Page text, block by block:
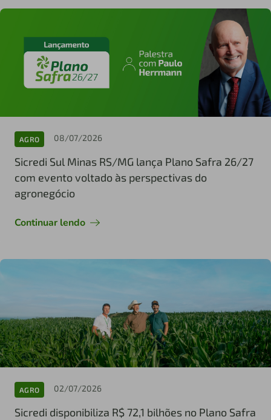
AGRO 08/07/2026
Sicredi Sul Minas RS/MG lança Plano Safra 26/27
com evento voltado às perspectivas do
agronegócio
Continuar lendo
AGRO 02/07/2026
Sicredi disponibiliza R$ 72,1 bilhões no Plano Safra